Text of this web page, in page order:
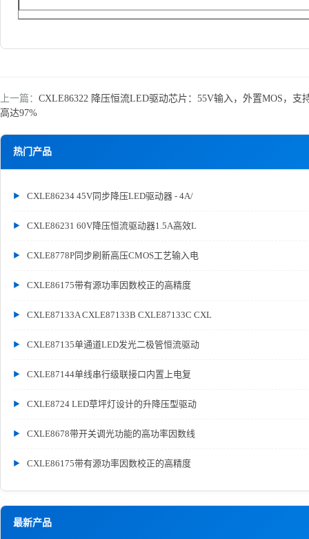
热门产品
CXLE86234 45V同步降压LED驱动器 - 4A/
CXLE86231 60V降压恒流驱动器1.5A高效L
CXLE8778P同步刷新高压CMOS工艺输入电
CXLE86175带有源功率因数校正的高精度
CXLE87133A CXLE87133B CXLE87133C CXL
CXLE87135单通道LED发光二极管恒流驱动
CXLE87144单线串行级联接口内置上电复
CXLE8724 LED草坪灯设计的升降压型驱动
CXLE8678带开关调光功能的高功率因数线
CXLE86175带有源功率因数校正的高精度
最新产品
上一篇： CXLE86322 降压恒流LED驱动芯片：55V输入，外置MOS，支
高达97%